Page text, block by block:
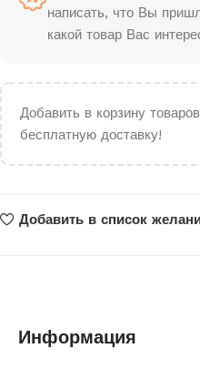
написать, что Вы
какой товар Вас
Добавить в корзину
бесплатную доставку!
Добавить в список
Информация